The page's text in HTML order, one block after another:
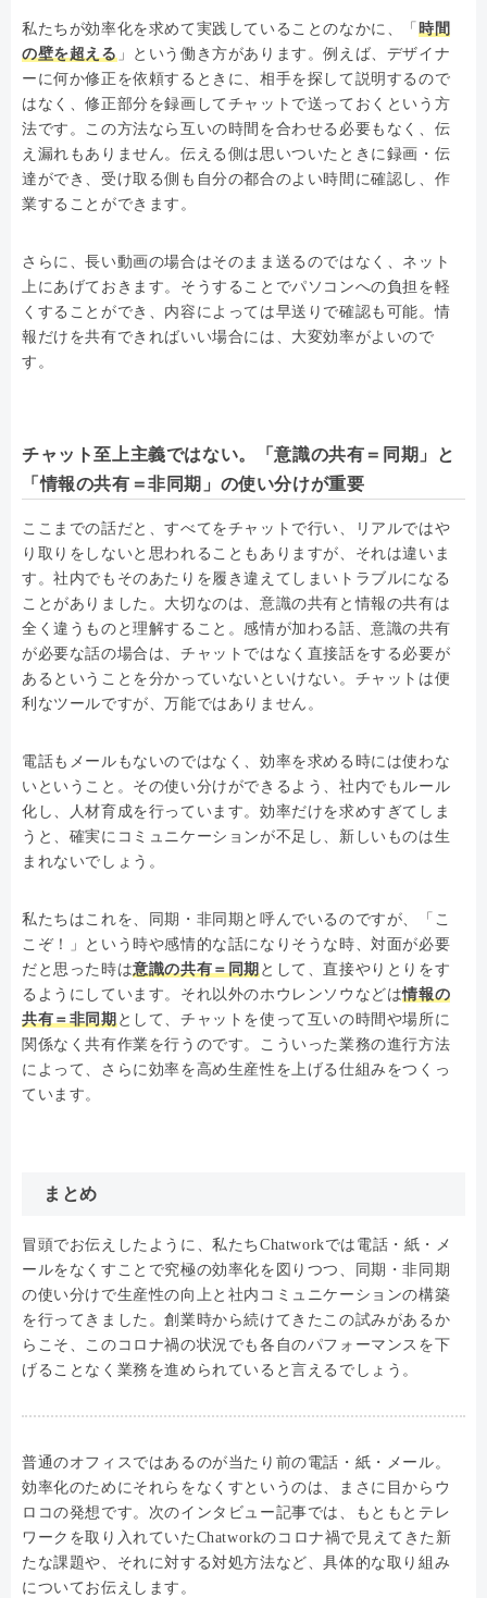
私たちが効率化を求めて実践していることのなかに、「 時間
の壁を超える」という働き方があります。例えば、デザイナ
ーに何か修正を依頼するときに、相手を探して説明するので
はなく、修正部分を録画してチャットで送っておくという方
法です。この方法なら互いの時間を合わせる必要もなく、伝
え漏れもありません。伝える側は思いついたときに録画・伝
達ができ、受け取る側も自分の都合のよい時間に確認し、作
業することができます。
さらに、長い動画の場合はそのまま送るのではなく、ネット
上にあげておきます。そうすることでパソコンへの負担を軽
くすることができ、内容によっては早送りで確認も可能。情
報だけを共有できればいい場合には、大変効率がよいので
す。
チャット至上主義ではない。「意識の共有＝同期」と
「情報の共有＝非同期」の使い分けが重要
ここまでの話だと、すべてをチャットで行い、リアルではや
り取りをしないと思われることもありますが、それは違いま
す。社内でもそのあたりを履き違えてしまいトラブルになる
ことがありました。大切なのは、意識の共有と情報の共有は
全く違うものと理解すること。感情が加わる話、意識の共有
が必要な話の場合は、チャットではなく直接話をする必要が
あるということを分かっていないといけない。チャットは便
利なツールですが、万能ではありません。
電話もメールもないのではなく、効率を求める時には使わな
いということ。その使い分けができるよう、社内でもルール
化し、人材育成を行っています。効率だけを求めすぎてしま
うと、確実にコミュニケーションが不足し、新しいものは生
まれないでしょう。
私たちはこれを、同期・非同期と呼んでいるのですが、「こ
こぞ！」という時や感情的な話になりそうな時、対面が必要
だと思った時は意識の共有＝同期として、直接やりとりをす
るようにしています。それ以外のホウレンソウなどは情報の
共有＝非同期として、チャットを使って互いの時間や場所に
関係なく共有作業を行うのです。こういった業務の進行方法
によって、さらに効率を高め生産性を上げる仕組みをつくっ
ています。
まとめ
冒頭でお伝えしたように、私たちChatworkでは電話・紙・メ
ールをなくすことで究極の効率化を図りつつ、同期・非同期
の使い分けで生産性の向上と社内コミュニケーションの構築
を行ってきました。創業時から続けてきたこの試みがあるか
らこそ、このコロナ禍の状況でも各自のパフォーマンスを下
げることなく業務を進められていると言えるでしょう。
普通のオフィスではあるのが当たり前の電話・紙・メール。
効率化のためにそれらをなくすというのは、まさに目からウ
ロコの発想です。次のインタビュー記事では、もともとテレ
ワークを取り入れていたChatworkのコロナ禍で見えてきた新
たな課題や、それに対する対処方法など、具体的な取り組み
についてお伝えします。